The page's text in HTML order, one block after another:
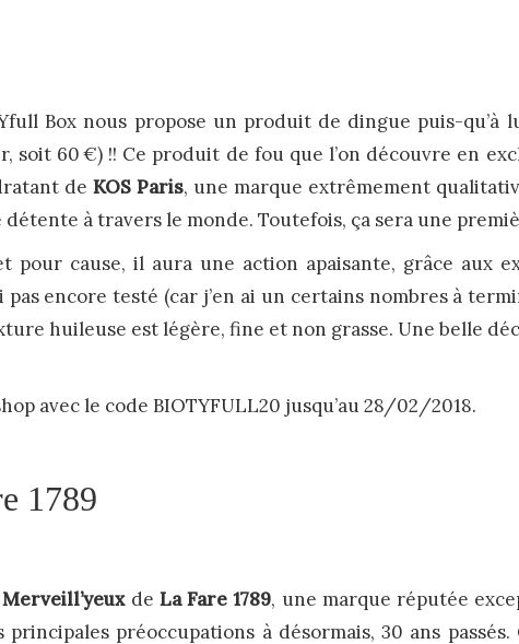
Box nous propose un produit de dingue puis-qu’à
soit 60 €) !! Ce produit de fou que l’on découvre en
de KOS Paris, une marque extrêmement
à travers le monde. Toutefois, ça sera une
cause, il aura une action apaisante, grâce aux
encore testé (car j’en ai un certains nombres à
huileuse est légère, fine et non grasse. Une belle
avec le code BIOTYFULL20 jusqu’au 28/02/2018.
1789
de La Fare 1789, une marque réputée
préoccupations à désormais, 30 ans